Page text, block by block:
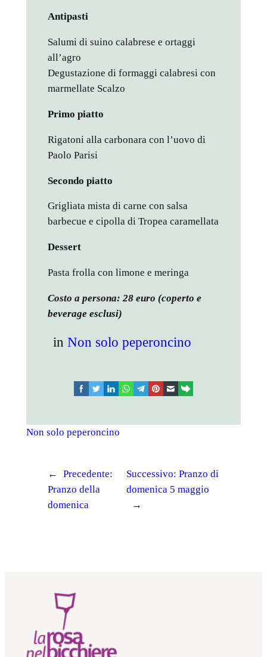
Antipasti
Salumi di suino calabrese e ortaggi
all’agro
Degustazione di formaggi calabresi con
marmellate Scalzo
Primo piatto
Rigatoni alla carbonara con l’uovo di
Paolo Parisi
Secondo piatto
Grigliata mista di carne con salsa
barbecue e cipolla di Tropea caramellata
Dessert
Pasta frolla con limone e meringa
Costo a persona: 28 euro (coperto e
beverage esclusi)
in Non solo peperoncino
facebooktwitterlinkedinwhatsapptelegram
pinterest email link
Non solo peperoncino
←
Precedente:
Pranzo della
domenica
Successivo: Pranzo di
domenica 5 maggio
→